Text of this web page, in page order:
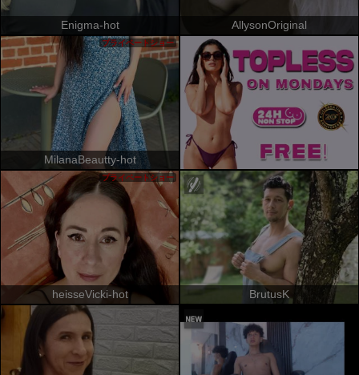
Enigma-hot AllysonOriginal
MilanaBeautty-hot
プライベートショー
heisseVicki-hot
プライベートショー
BrutusK